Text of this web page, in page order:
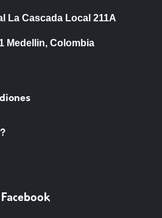
La Cascada Local 211A
Colombia
Facebook